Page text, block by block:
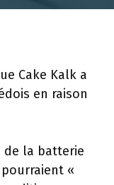
Cake Kalk a
en raison
de la batterie
«